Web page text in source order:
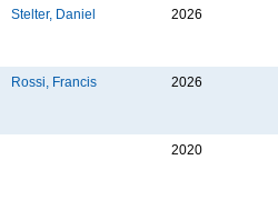
Stelter, Daniel 2026
Rossi, Francis 2026
2020